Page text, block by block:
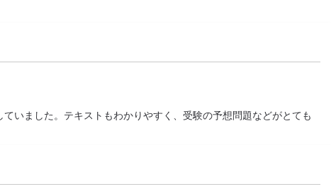
いました。テキストもわかりやすく、受験の予想問題などがとても